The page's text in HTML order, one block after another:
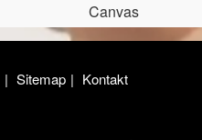
Algarve Aero
Canvas
Sitemap Kontakt